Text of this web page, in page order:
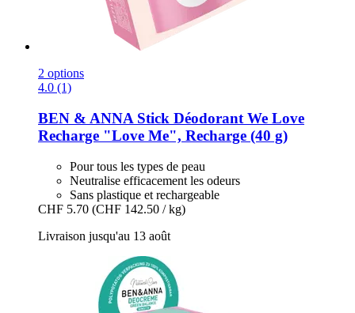
2 options
4.0 (1)
BEN & ANNA Stick Déodorant We Love
Recharge "Love Me", Recharge (40 g)
Pour tous les types de peau
Neutralise efficacement les odeurs
Sans plastique et rechargeable
CHF 5.70 (CHF 142.50 / kg)
Livraison jusqu'au 13 août